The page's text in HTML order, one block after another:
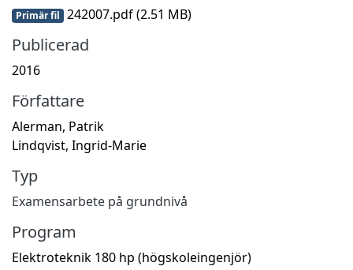
Primär fil 242007.pdf(2.51 MB)
Publicerad
2016
Författare
Alerman, Patrik
Lindqvist, Ingrid-Marie
Typ
Examensarbete på grundnivå
Program
Elektroteknik 180 hp (högskoleingenjör)